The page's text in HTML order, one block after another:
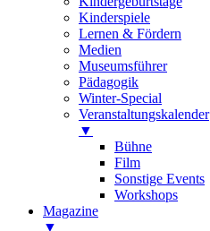
Kinderspiele
Lernen & Fördern
Medien
Museumsführer
Pädagogik
Winter-Special
Veranstaltungskalender
▼
Bühne
Film
Sonstige Events
Workshops
Magazine
▼